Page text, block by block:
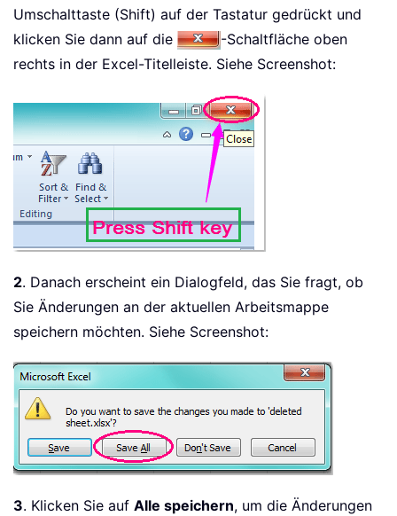
Umschalttaste (Shift) auf der Tastatur gedrückt und
klicken Sie dann auf die
-Schaltfläche oben
rechts in der Excel-Titelleiste. Siehe Screenshot:
2. Danach erscheint ein Dialogfeld, das Sie fragt, ob
Sie Änderungen an der aktuellen Arbeitsmappe
speichern möchten. Siehe Screenshot:
3. Klicken Sie auf Alle speichern, um die Änderungen